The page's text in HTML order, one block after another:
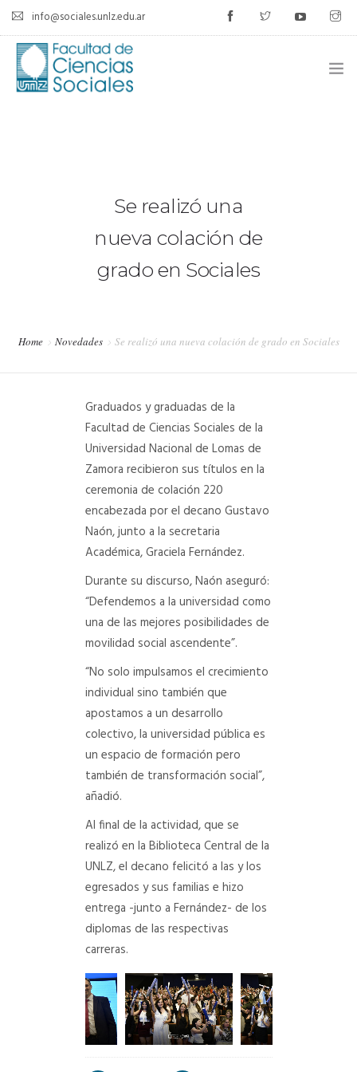
info@sociales.unlz.edu.ar
SIU-GUARANÍ
RADIO CONURBANA
Se realizó una
nueva colación de
grado en Sociales
Home Novedades Se realizó una nueva colación de grado en Sociales
Graduados y graduadas de la
Facultad de Ciencias Sociales de la
Universidad Nacional de Lomas de
Zamora recibieron sus títulos en la
ceremonia de colación 220
encabezada por el decano Gustavo
Naón, junto a la secretaria
Académica, Graciela Fernández.
Durante su discurso, Naón aseguró:
“Defendemos a la universidad como
una de las mejores posibilidades de
movilidad social ascendente”.
“No solo impulsamos el crecimiento
individual sino también que
apostamos a un desarrollo
colectivo, la universidad pública es
un espacio de formación pero
también de transformación social”,
añadió.
Al final de la actividad, que se
realizó en la Biblioteca Central de la
UNLZ, el decano felicitó a las y los
egresados y sus familias e hizo
entrega -junto a Fernández- de los
diplomas de las respectivas
carreras.